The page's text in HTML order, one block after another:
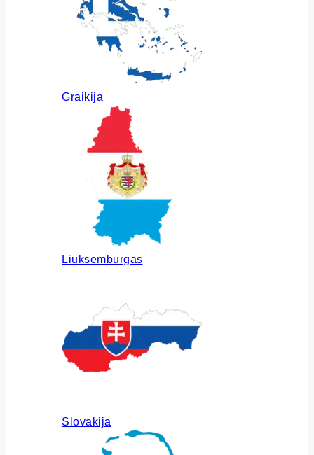
Graikija
Liuksemburgas
Slovakija